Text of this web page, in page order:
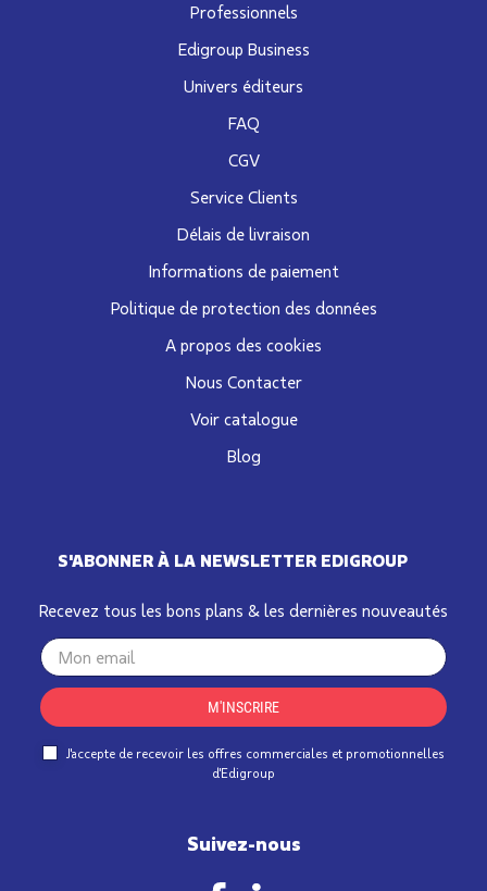
S'ABONNER À LA NEWSLETTER EDIGROUP
Recevez tous les bons plans & les dernières nouveautés
Your
email
M'INSCRIRE
J'accepte de recevoir les offres commerciales et promotionnelles
d'Edigroup
Professionnels
Edigroup Business
Univers éditeurs
FAQ
CGV
Service Clients
Délais de livraison
Informations de paiement
Politique de protection des données
A propos des cookies
Nous Contacter
Voir catalogue
Blog
Suivez-nous